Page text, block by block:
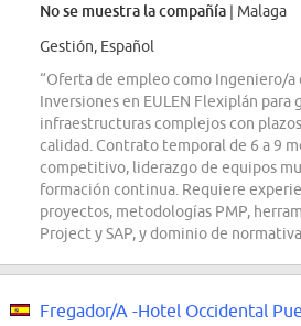
No se muestra la compañía | Malaga
Gestión, Español
“Oferta de empleo como Ingeniero/a
Inversiones en EULEN Flexiplán
infraestructuras complejos con
calidad. Contrato temporal de 6 a 9
competitivo, liderazgo de equipos
formación continua. Requiere
proyectos, metodologías PMP,
Project y SAP, y dominio de
Fregador/A -Hotel Occidental